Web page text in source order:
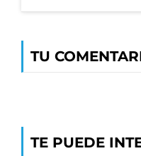
TU
TE PUEDE